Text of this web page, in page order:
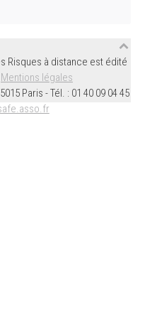
Risques à distance est édité
Mentions légales
Paris - Tél. : 01 40 09 04 45